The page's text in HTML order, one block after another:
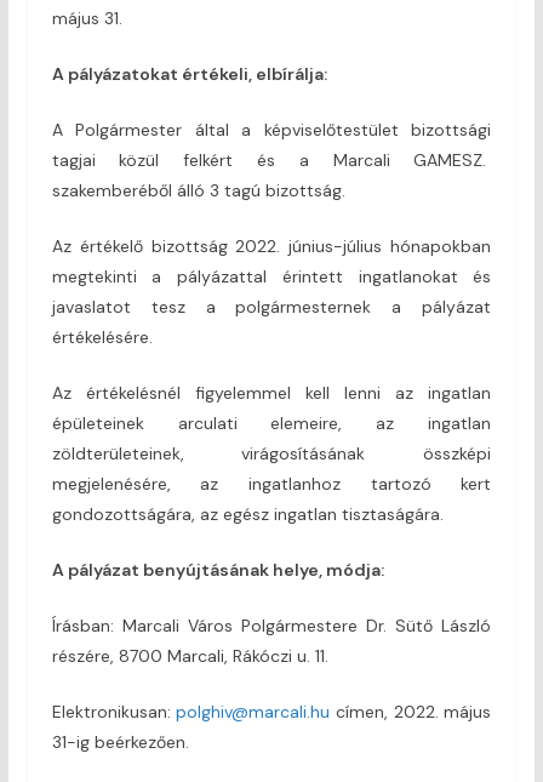
május 31.
A pályázatokat értékeli, elbírálja:
A Polgármester által a képviselőtestület bizottsági
tagjai közül felkért és a Marcali GAMESZ.
szakemberéből álló 3 tagú bizottság.
Az értékelő bizottság 2022. június-július hónapokban
megtekinti a pályázattal érintett ingatlanokat és
javaslatot tesz a polgármesternek a pályázat
értékelésére.
Az értékelésnél figyelemmel kell lenni az ingatlan
épületeinek arculati elemeire, az ingatlan
zöldterületeinek, virágosításának összképi
megjelenésére, az ingatlanhoz tartozó kert
gondozottságára, az egész ingatlan tisztaságára.
A pályázat benyújtásának helye, módja:
Írásban: Marcali Város Polgármestere Dr. Sütő László
részére, 8700 Marcali, Rákóczi u. 11.
Elektronikusan:polghiv@marcali.hu címen, 2022. május
31-ig beérkezően.